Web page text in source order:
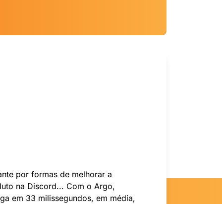
por formas de melhorar a
na Discord... Com o Argo,
em 33 milissegundos, em média,